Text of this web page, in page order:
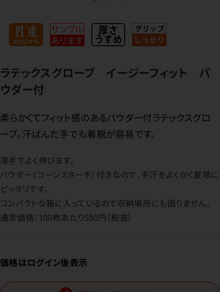
ラテックスグローブ イージーフィット パ
ウダー付
柔らかくてフィット感のあるパウダー付ラテックスグロ
ーブ。汗ばんだ手でも着脱が容易です。
薄手でよく伸びます。
パウダー（コーンスターチ）付きなので、手汗をよくかく夏場に
ピッタリです。
コンパクトな箱に入っているので収納場所にも困りません。
通常価格：100枚あたり550円（税抜）
価格はログイン後表示